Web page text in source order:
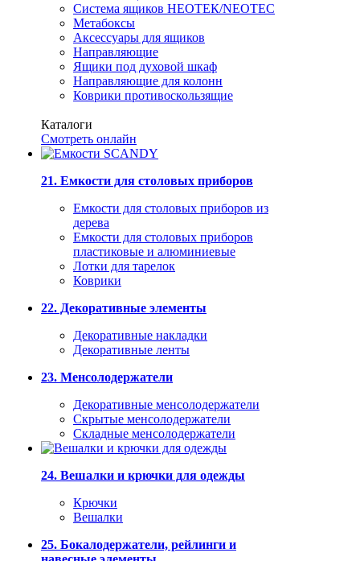
Система ящиков НЕОТЕК/NEOTEC
Метабоксы
Аксессуары для ящиков
Направляющие
Ящики под духовой шкаф
Направляющие для колонн
Коврики противоскользящие
Каталоги
Смотреть онлайн
21. Емкости для столовых приборов
Емкости для столовых приборов из
дерева
Емкости для столовых приборов
пластиковые и алюминиевые
Лотки для тарелок
Коврики
22. Декоративные элементы
Декоративные накладки
Декоративные ленты
23. Менсолодержатели
Декоративные менсолодержатели
Скрытые менсолодержатели
Складные менсолодержатели
24. Вешалки и крючки для одежды
Крючки
Вешалки
25. Бокалодержатели, рейлинги и